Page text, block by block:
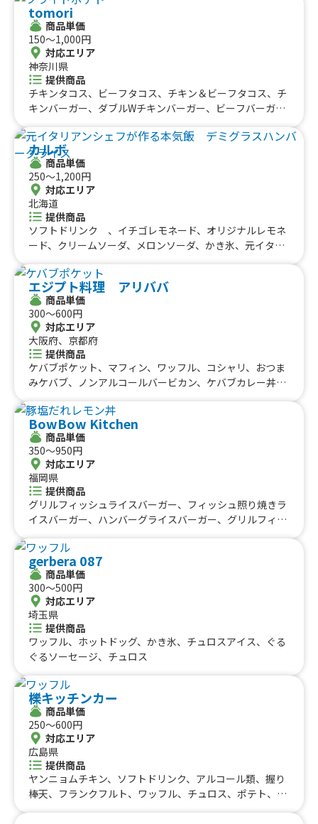
tomori
商品単価
150〜1,000円
対応エリア
神奈川県
提供商品
チキンタコス、ビーフタコス、チキン＆ビーフタコス、チ
キンバーガー、ダブルWチキンバーガー、ビーフバーガ
ダブルWチキン＆ビーフバーガー、肉厚ジューシー100%
ハンバーガー、肉厚ジューシー100% ダブルWハンバ
ーガー、肉厚ジューシー100% チーズバーガー、肉厚ジ
ューシー100% ダブルWチーズバーガー、王道のティン
ガ チキンライス、無敵のカルネアサダ ビーフライス、
肉厚ジューシー100% ハンバーグライス、欲張りセッ
ト 二種の盛り合わせ チキン＆ビーフライス、欲張りセ
ット 二種の盛り合わせ チキン＆ハンバーグライス、欲
ス、超贅沢！！ 三種の盛り合わせ チキン＆ビーフ＆ハ
ンバーグライス、単品 ライス、フライドポテト、tomor
iブレンドコーヒー、カフェラテ、チャイ、キャラメルラ
テ、チョコレートラテ、かき氷、かき氷（特別いちご）、
かき氷（ブルーハワイマンゴー）、かき氷（宇治金時抹
茶）
カルボ
商品単価
250〜1,200円
対応エリア
北海道
提供商品
ソフトドリンク 、イチゴレモネード、オリジナルレモネ
ード、クリームソーダ、メロンソーダ、かき氷、元イタリ
シェフが作る本気飯 ハンバーグカレー、元イタリアンシ
ェフが作る本気飯 チキンカレー、元イタリアンシェフが
作る本気飯 デミグラスハンバーグライス、炭焼 牛サガ
リ丼、炭焼 鶏塩丼、炭焼牛サガリステーキ串、炭焼ジャ
ンボジンギスカン串、炭焼ジャンボチキンステーキ串、元
イタリアンシェフが作る本気飯 三浦焼きそば、ベルギー
ワッフル イチゴバナナチョコホイップ、ベルギーワッフ
ル カスタード、ベルギーワッフル バナナチョコホイッ
ワッフル ピスタチオ、ベルギーワッフル ベリーポイッ
プ、ベルギーワッフル 塩キャラメル
エジプト料理 アリババ
商品単価
300〜600円
対応エリア
大阪府、京都府
提供商品
ケバブポケット、マフィン、ワッフル、コシャリ、おつま
みケバブ、ノンアルコールバービカン、ケバブカレー丼、
BowBow Kitchen
商品単価
350〜950円
対応エリア
福岡県
提供商品
グリルフィッシュライスバーガー、フィッシュ照り焼きラ
イスバーガー、ハンバーグライスバーガー、グリルフィッ
丼、カキ氷、カキ氷（宇治抹茶）、ドリンク、ワッフル
gerbera 087
商品単価
300〜500円
対応エリア
埼玉県
提供商品
ワッフル、ホットドッグ、かき氷、チュロスアイス、ぐる
ぐるソーセージ、チュロス
櫟キッチンカー
商品単価
250〜600円
対応エリア
広島県
提供商品
ヤンニョムチキン、ソフトドリンク、アルコール類、握り
棒天、フランクフルト、ワッフル、チュロス、ポテト、唐